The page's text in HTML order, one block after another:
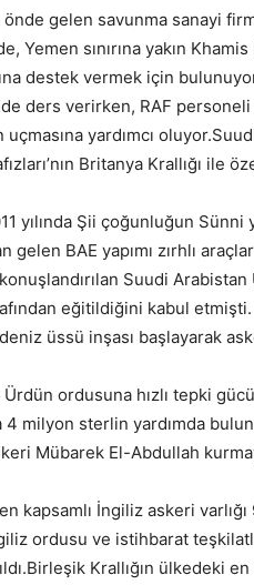
gelen savunma sanayi
Yemen sınırına yakın
destek vermek için
ders verirken, RAF
yardımcı
Britanya Krallığı ile
yılında Şii çoğunluğun Sünni
gelen BAE yapımı zırhlı
Suudi
eğitildiğini kabul etmişti.
üssü inşası başlayarak
ordusuna hızlı tepki
4 milyon sterlin yardımda
Mübarek El-Abdullah
kapsamlı İngiliz askeri
ordusu ve istihbarat
Krallığın ülkedeki